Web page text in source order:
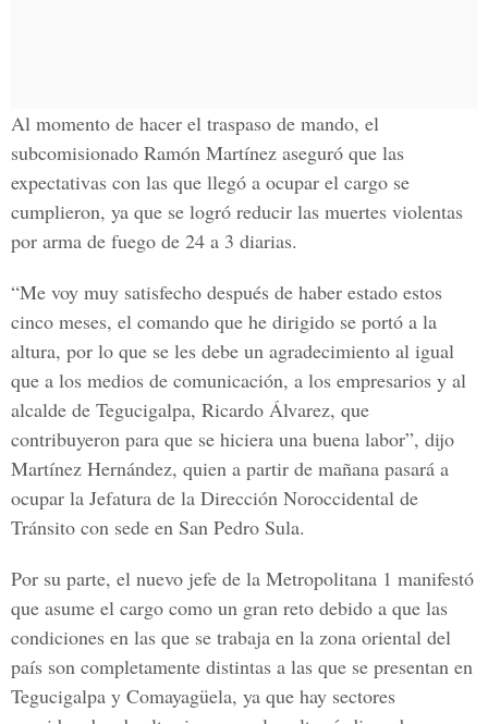
Al momento de hacer el traspaso de mando, el
subcomisionado Ramón Martínez aseguró que las
expectativas con las que llegó a ocupar el cargo se
cumplieron, ya que se logró reducir las muertes violentas
por arma de fuego de 24 a 3 diarias.
“Me voy muy satisfecho después de haber estado estos
cinco meses, el comando que he dirigido se portó a la
altura, por lo que se les debe un agradecimiento al igual
que a los medios de comunicación, a los empresarios y al
alcalde de Tegucigalpa, Ricardo Álvarez, que
contribuyeron para que se hiciera una buena labor”, dijo
Martínez Hernández, quien a partir de mañana pasará a
ocupar la Jefatura de la Dirección Noroccidental de
Tránsito con sede en San Pedro Sula.
Por su parte, el nuevo jefe de la Metropolitana 1 manifestó
que asume el cargo como un gran reto debido a que las
condiciones en las que se trabaja en la zona oriental del
país son completamente distintas a las que se presentan en
Tegucigalpa y Comayagüela, ya que hay sectores